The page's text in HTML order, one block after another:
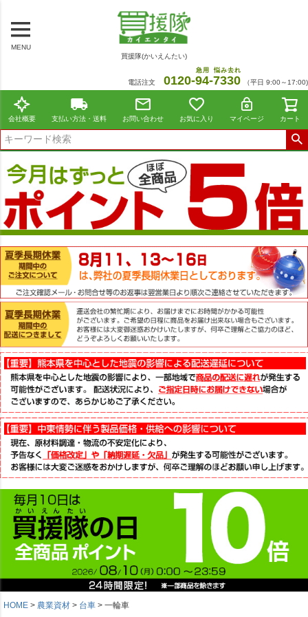
MENU
買援隊(かいえんたい)
電話注文 0120-94
急用
-7330
悩み去れ
（平日 9:00～17:00)
会社概要 支払い方法・送料 お問い合わせ お気に入り マイページ カート
HOME 農業資材 台車 一輪車